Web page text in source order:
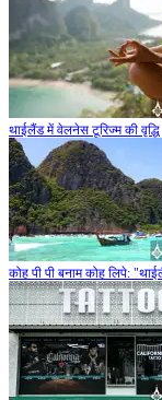
थाईलैंड में वेलनेस टूरिज्म की वृद्धि
कोह पी पी बनाम कोह लिपे: